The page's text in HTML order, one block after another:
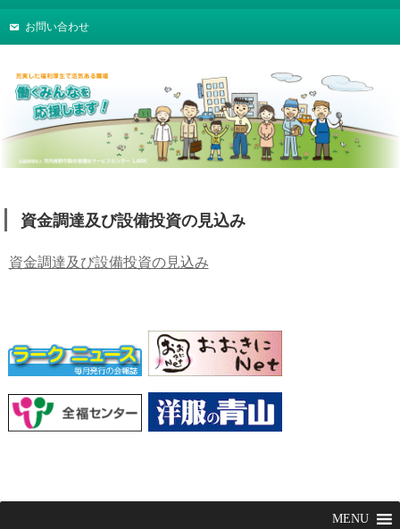
お問い合わせ
資金調達及び設備投資の見込み
資金調達及び設備投資の見込み
MENU